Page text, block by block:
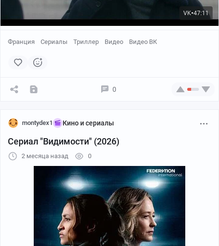
VK●47:11
Франция Сериалы Триллер Видео Видео ВК
0
montydex1 Кино и сериалы
Сериал "Видимости" (2026)
2 месяца назад 0